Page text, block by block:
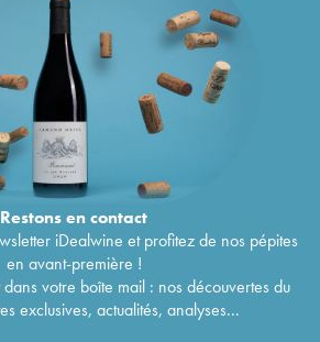
Restons encontact
iDealwine et profitez de nos pépites
en avant-première !
votre boîte mail : nos découvertes du
exclusives, actualités, analyses...